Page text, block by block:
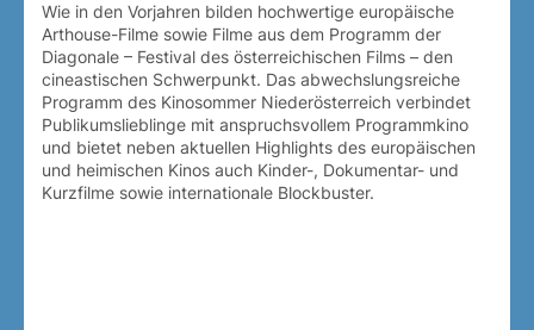
Wie in den Vorjahren bilden hochwertige europäische
Arthouse-Filme sowie Filme aus dem Programm der
Diagonale – Festival des österreichischen Films – den
cineastischen Schwerpunkt. Das abwechslungsreiche
Programm des Kinosommer Niederösterreich verbindet
Publikumslieblinge mit anspruchsvollem Programmkino
und bietet neben aktuellen Highlights des europäischen
und heimischen Kinos auch Kinder-, Dokumentar- und
Kurzfilme sowie internationale Blockbuster.